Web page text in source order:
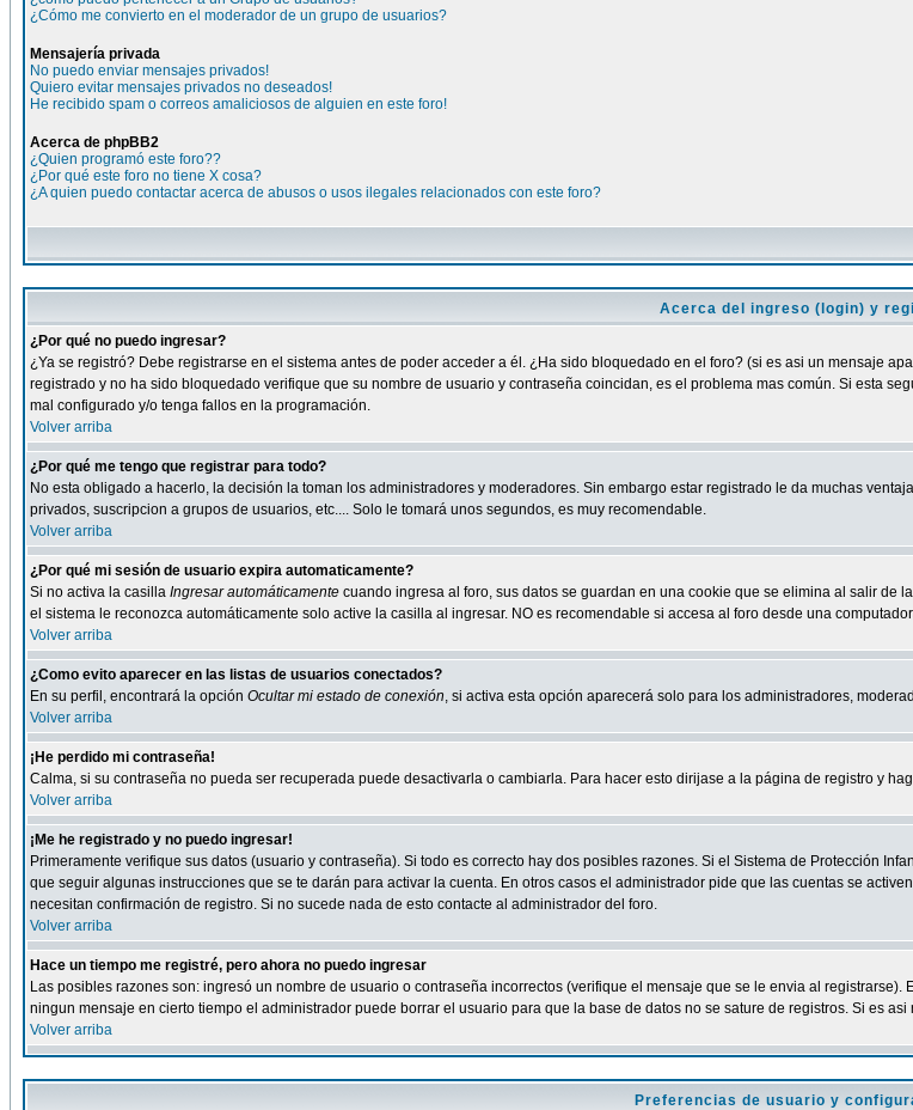
¿Cómo me convierto en el moderador de un grupo de usuarios?
Mensajería privada
No puedo enviar mensajes privados!
Quiero evitar mensajes privados no deseados!
He recibido spam o correos amaliciosos de alguien en este foro!
Acerca de phpBB2
¿Quien programó este foro??
¿Por qué este foro no tiene X cosa?
¿A quien puedo contactar acerca de abusos o usos ilegales relacionados con este foro?
Acerca del ingreso (login) y
¿Por qué no puedo ingresar?
¿Ya se registró? Debe registrarse en el sistema antes de poder acceder a él. ¿Ha sido bloquedado en el foro? (si es asi un mensaje
registrado y no ha sido bloquedado verifique que su nombre de usuario y contraseña coincidan, es el problema mas común. Si esta
mal configurado y/o tenga fallos en la programación.
Volver arriba
¿Por qué me tengo que registrar para todo?
No esta obligado a hacerlo, la decisión la toman los administradores y moderadores. Sin embargo estar registrado le da muchas
privados, suscripcion a grupos de usuarios, etc.... Solo le tomará unos segundos, es muy recomendable.
Volver arriba
¿Por qué mi sesión de usuario expira automaticamente?
Si no activa la casilla Ingresar automáticamente cuando ingresa al foro, sus datos se guardan en una cookie que se elimina al salir de
el sistema le reconozca automáticamente solo active la casilla al ingresar. NO es recomendable si accesa al foro desde una
Volver arriba
¿Como evito aparecer en las listas de usuarios conectados?
En su perfil, encontrará la opción Ocultar mi estado de conexión, si activa esta opción aparecerá solo para los administradores,
Volver arriba
¡He perdido mi contraseña!
Calma, si su contraseña no pueda ser recuperada puede desactivarla o cambiarla. Para hacer esto dirijase a la página de registro y
Volver arriba
¡Me he registrado y no puedo ingresar!
Primeramente verifique sus datos (usuario y contraseña). Si todo es correcto hay dos posibles razones. Si el Sistema de Protección
que seguir algunas instrucciones que se te darán para activar la cuenta. En otros casos el administrador pide que las cuentas se
necesitan confirmación de registro. Si no sucede nada de esto contacte al administrador del foro.
Volver arriba
Hace un tiempo me registré, pero ahora no puedo ingresar
Las posibles razones son: ingresó un nombre de usuario o contraseña incorrectos (verifique el mensaje que se le envia al
ningun mensaje en cierto tiempo el administrador puede borrar el usuario para que la base de datos no se sature de registros. Si es
Volver arriba
Preferencias de usuario y